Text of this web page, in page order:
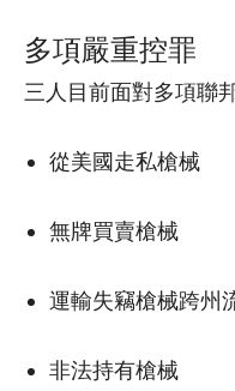
多項嚴重控罪
三人目前面對多項聯
從美國走私槍械
無牌買賣槍械
運輸失竊槍械跨州
非法持有槍械